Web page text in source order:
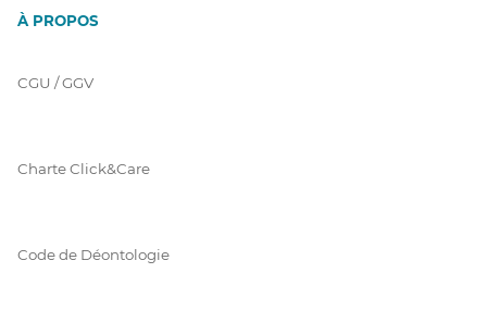
À PROPOS
CGU / GGV
Charte Click&Care
Code de Déontologie